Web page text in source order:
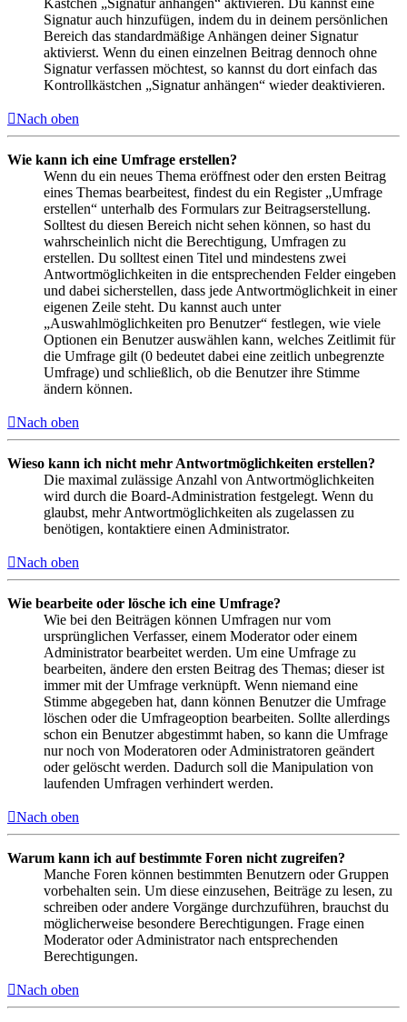
Kästchen „Signatur anhängen“ aktivieren. Du kannst eine
Signatur auch hinzufügen, indem du in deinem persönlichen
Bereich das standardmäßige Anhängen deiner Signatur
aktivierst. Wenn du einen einzelnen Beitrag dennoch ohne
Signatur verfassen möchtest, so kannst du dort einfach das
Kontrollkästchen „Signatur anhängen“ wieder deaktivieren.
Nach oben
Wie kann ich eine Umfrage erstellen?
Wenn du ein neues Thema eröffnest oder den ersten Beitrag
eines Themas bearbeitest, findest du ein Register „Umfrage
erstellen“ unterhalb des Formulars zur Beitragserstellung.
Solltest du diesen Bereich nicht sehen können, so hast du
wahrscheinlich nicht die Berechtigung, Umfragen zu
erstellen. Du solltest einen Titel und mindestens zwei
Antwortmöglichkeiten in die entsprechenden Felder eingeben
und dabei sicherstellen, dass jede Antwortmöglichkeit in einer
eigenen Zeile steht. Du kannst auch unter
„Auswahlmöglichkeiten pro Benutzer“ festlegen, wie viele
Optionen ein Benutzer auswählen kann, welches Zeitlimit für
die Umfrage gilt (0 bedeutet dabei eine zeitlich unbegrenzte
Umfrage) und schließlich, ob die Benutzer ihre Stimme
ändern können.
Nach oben
Wieso kann ich nicht mehr Antwortmöglichkeiten erstellen?
Die maximal zulässige Anzahl von Antwortmöglichkeiten
wird durch die Board-Administration festgelegt. Wenn du
glaubst, mehr Antwortmöglichkeiten als zugelassen zu
benötigen, kontaktiere einen Administrator.
Nach oben
Wie bearbeite oder lösche ich eine Umfrage?
Wie bei den Beiträgen können Umfragen nur vom
ursprünglichen Verfasser, einem Moderator oder einem
Administrator bearbeitet werden. Um eine Umfrage zu
bearbeiten, ändere den ersten Beitrag des Themas; dieser ist
immer mit der Umfrage verknüpft. Wenn niemand eine
Stimme abgegeben hat, dann können Benutzer die Umfrage
löschen oder die Umfrageoption bearbeiten. Sollte allerdings
schon ein Benutzer abgestimmt haben, so kann die Umfrage
nur noch von Moderatoren oder Administratoren geändert
oder gelöscht werden. Dadurch soll die Manipulation von
laufenden Umfragen verhindert werden.
Nach oben
Warum kann ich auf bestimmte Foren nicht zugreifen?
Manche Foren können bestimmten Benutzern oder Gruppen
vorbehalten sein. Um diese einzusehen, Beiträge zu lesen, zu
schreiben oder andere Vorgänge durchzuführen, brauchst du
möglicherweise besondere Berechtigungen. Frage einen
Moderator oder Administrator nach entsprechenden
Berechtigungen.
Nach oben